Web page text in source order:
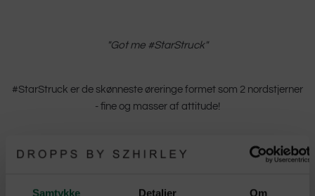
Samtykke Detaljer Om
"Got me #StarStruck"
#StarStruck er de skønneste øreringe formet som 2 nordstjerner
- fine og masser af attitude!
look.
Forkæl en stjerne i dit liv med en smuk gave